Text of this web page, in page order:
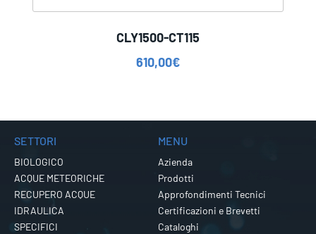
CLY1500-CT115
610,00€
SETTORI
BIOLOGICO
ACQUE METEORICHE
RECUPERO ACQUE
IDRAULICA
SPECIFICI
MENU
Azienda
Prodotti
Approfondimenti Tecnici
Certificazioni e Brevetti
Cataloghi